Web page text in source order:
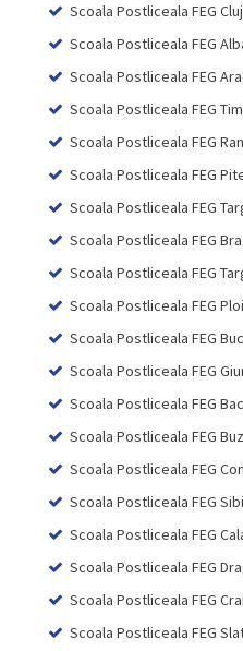
Scoala Postliceala FEG Cluj
Scoala Postliceala FEG
Scoala Postliceala FEG
Scoala Postliceala FEG
Scoala Postliceala FEG
Scoala Postliceala FEG
Scoala Postliceala FEG
Scoala Postliceala FEG
Scoala Postliceala FEG
Scoala Postliceala FEG
Scoala Postliceala FEG
Scoala Postliceala FEG
Scoala Postliceala FEG
Scoala Postliceala FEG
Scoala Postliceala FEG
Scoala Postliceala FEG
Scoala Postliceala FEG
Scoala Postliceala FEG
Scoala Postliceala FEG
Scoala Postliceala FEG